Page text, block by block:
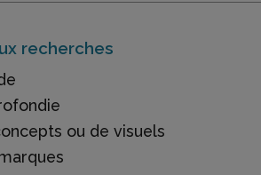
recherches
ou de visuels